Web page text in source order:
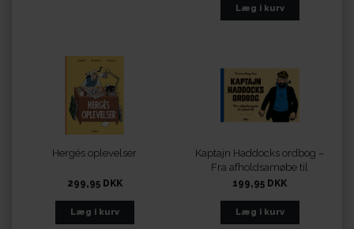
Hergés oplevelser
299,95 DKK
Kaptajn Haddocks ordbog –
Fra afholdsamøbe til
åndsbolle
199,95 DKK